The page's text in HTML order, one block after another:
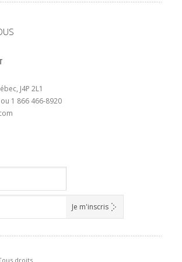
J4P 2L1
1 866 466-8920
droits